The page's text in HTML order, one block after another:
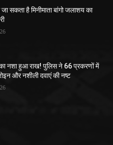
सकता है मिनीमाता बांगो जलाशय का
नशा हुआ राख! पुलिस ने 66 प्रकरणों में
और नशीली दवाएं की नष्ट